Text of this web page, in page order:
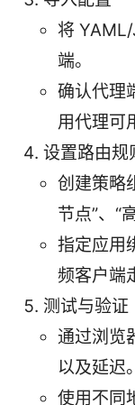
将
端。
确认代理
用代理可
设置路由规
创建策略
节点”、“
指定应用
频客户端
测试与验证
通过浏览
以及延迟。
使用不同